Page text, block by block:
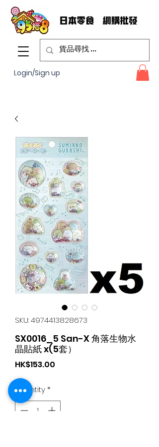
Login/Sign up
SKU: 4974413828673
SX0016_5 San-X 角落生物水
晶貼紙 x(5套）
HK$153.00
Quantity*